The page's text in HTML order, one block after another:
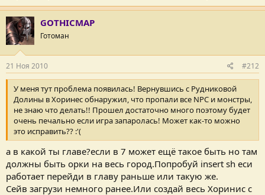
GOTHICMAP
Готоман
21 Ноя 2010 #212
У меня тут проблема появилась! Вернувшись с Рудниковой
Долины в Хоринес обнаружил, что пропали все NPC и монстры,
не знаю что делать!! Прошел достаточно много поэтому будет
очень печально если игра запаролась! Может как-то можно
это исправить?? :'(
а в какой ты главе?если в 7 может ещё такое быть но там
должны быть орки на весь город.Попробуй insert sh еси
работает перейди в главу раньше или такую же.
Сейв загрузи немного ранее.Или создай весь Хоринис с